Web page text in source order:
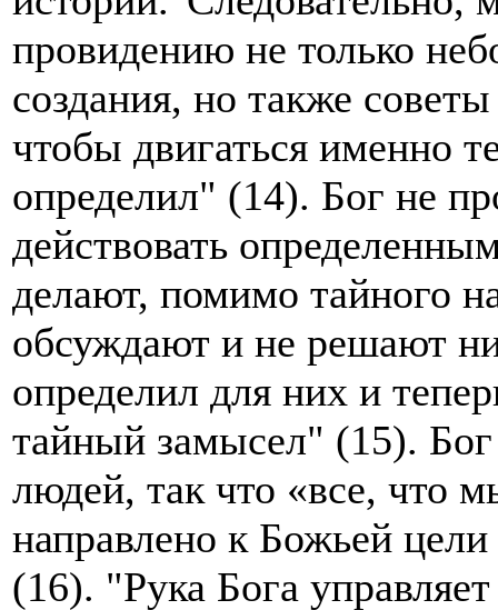
провидению не только
создания, но также
чтобы двигаться именно
определил" (14). Бог не
действовать
делают, помимо тайного
обсуждают и не решают
определил для них и
тайный замысел" (15). Бог
людей, так что «все, что
направлено к Божьей
(16). "Рука Бога